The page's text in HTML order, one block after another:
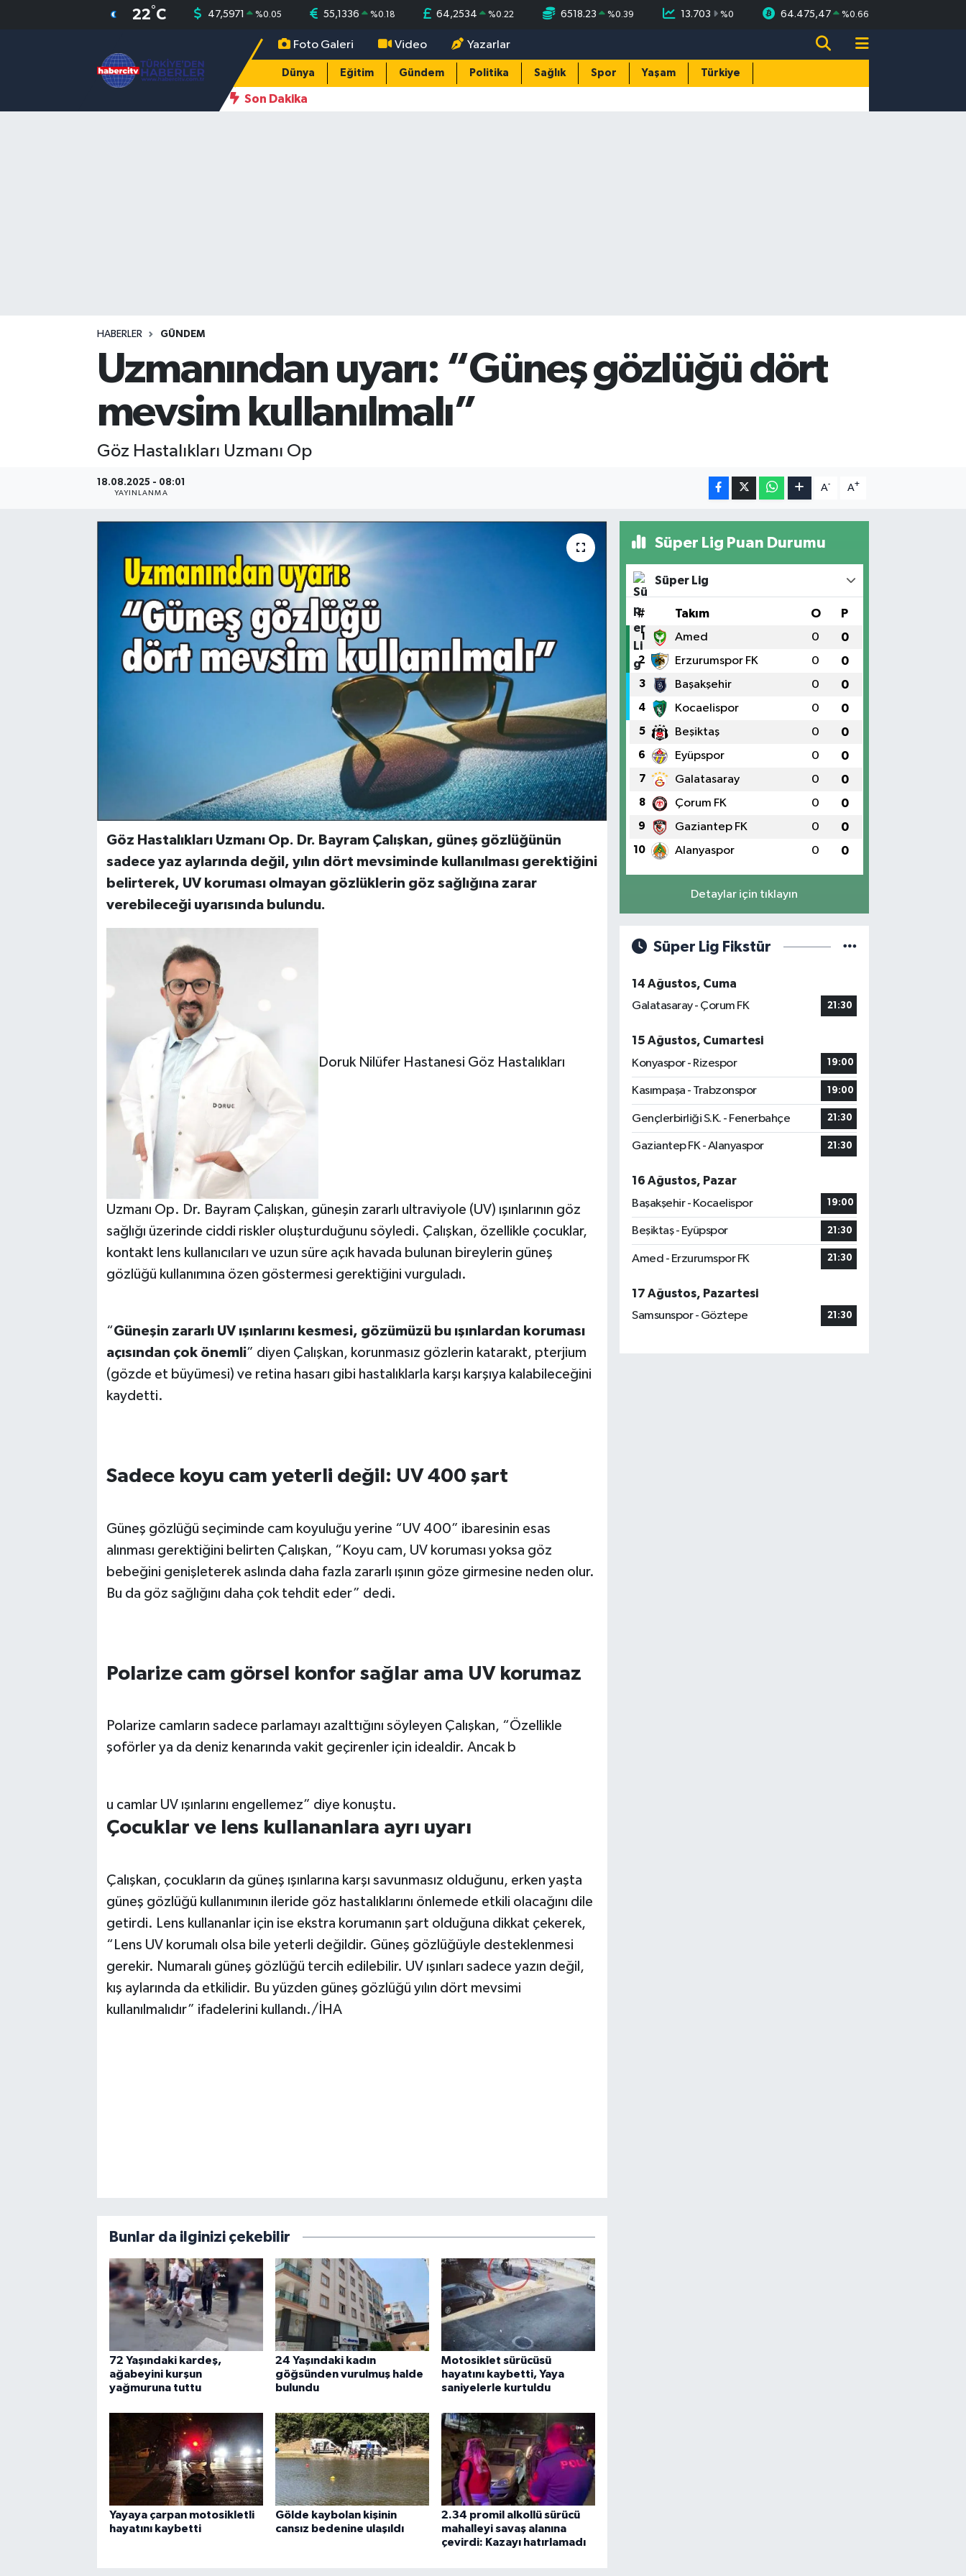
22°C 47,5971 %0.05 55,1336 %0.18 64,2534 %0.22 6518.23 %0.39 13.703 %0 64.475,47 %0.66
Foto Galeri Video Yazarlar
Dünya Eğitim Gündem Politika Sağlık Spor Yaşam Türkiye
Son Dakika
HABERLER GÜNDEM
Uzmanından uyarı: “Güneş gözlüğü dört
mevsim kullanılmalı”
Göz Hastalıkları Uzmanı Op
18.08.2025 - 08:01
YAYINLANMA
A- A+
Göz Hastalıkları Uzmanı Op. Dr. Bayram Çalışkan, güneş gözlüğünün
sadece yaz aylarında değil, yılın dört mevsiminde kullanılması gerektiğini
belirterek, UV koruması olmayan gözlüklerin göz sağlığına zarar
verebileceği uyarısında bulundu.
Doruk Nilüfer Hastanesi Göz Hastalıkları
Uzmanı Op. Dr. Bayram Çalışkan, güneşin zararlı ultraviyole (UV) ışınlarının göz
sağlığı üzerinde ciddi riskler oluşturduğunu söyledi. Çalışkan, özellikle çocuklar,
kontakt lens kullanıcıları ve uzun süre açık havada bulunan bireylerin güneş
gözlüğü kullanımına özen göstermesi gerektiğini vurguladı.
“Güneşin zararlı UV ışınlarını kesmesi, gözümüzü bu ışınlardan koruması
açısından çok önemli” diyen Çalışkan, korunmasız gözlerin katarakt, pterjium
(gözde et büyümesi) ve retina hasarı gibi hastalıklarla karşı karşıya kalabileceğini
kaydetti.
Sadece koyu cam yeterli değil: UV 400 şart
Güneş gözlüğü seçiminde cam koyuluğu yerine “UV 400” ibaresinin esas
alınması gerektiğini belirten Çalışkan, “Koyu cam, UV koruması yoksa göz
bebeğini genişleterek aslında daha fazla zararlı ışının göze girmesine neden olur.
Bu da göz sağlığını daha çok tehdit eder” dedi.
Polarize cam görsel konfor sağlar ama UV korumaz
Polarize camların sadece parlamayı azalttığını söyleyen Çalışkan, “Özellikle
şoförler ya da deniz kenarında vakit geçirenler için idealdir. Ancak b
u camlar UV ışınlarını engellemez” diye konuştu.
Çocuklar ve lens kullananlara ayrı uyarı
Çalışkan, çocukların da güneş ışınlarına karşı savunmasız olduğunu, erken yaşta
güneş gözlüğü kullanımının ileride göz hastalıklarını önlemede etkili olacağını dile
getirdi. Lens kullananlar için ise ekstra korumanın şart olduğuna dikkat çekerek,
“Lens UV korumalı olsa bile yeterli değildir. Güneş gözlüğüyle desteklenmesi
gerekir. Numaralı güneş gözlüğü tercih edilebilir. UV ışınları sadece yazın değil,
kış aylarında da etkilidir. Bu yüzden güneş gözlüğü yılın dört mevsimi
kullanılmalıdır” ifadelerini kullandı./İHA
Bunlar da ilginizi çekebilir
72 Yaşındaki kardeş,
ağabeyini kurşun
yağmuruna tuttu
24 Yaşındaki kadın
göğsünden vurulmuş halde
bulundu
Motosiklet sürücüsü
hayatını kaybetti, Yaya
saniyelerle kurtuldu
Yayaya çarpan motosikletli
hayatını kaybetti
Gölde kaybolan kişinin
cansız bedenine ulaşıldı
2.34 promil alkollü sürücü
mahalleyi savaş alanına
çevirdi: Kazayı hatırlamadı
Süper Lig Puan Durumu
Süper Lig
# Takım O P
1 Amed 0 0
2 Erzurumspor FK 0 0
3 Başakşehir 0 0
4 Kocaelispor 0 0
5 Beşiktaş 0 0
6 Eyüpspor 0 0
7 Galatasaray 0 0
8 Çorum FK 0 0
9 Gaziantep FK 0 0
10 Alanyaspor 0 0
Detaylar için tıklayın
Süper Lig Fikstür
14 Ağustos, Cuma
Galatasaray - Çorum FK
21:30
15 Ağustos, Cumartesi
Konyaspor - Rizespor
19:00
Kasımpaşa - Trabzonspor 19:00
Gençlerbirliği S.K. - Fenerbahçe 21:30
Gaziantep FK - Alanyaspor 21:30
16 Ağustos, Pazar
Başakşehir - Kocaelispor
19:00
Beşiktaş - Eyüpspor 21:30
Amed - Erzurumspor FK 21:30
17 Ağustos, Pazartesi
Samsunspor - Göztepe
21:30
Nöbetçi Eczaneler
Hava Durumu